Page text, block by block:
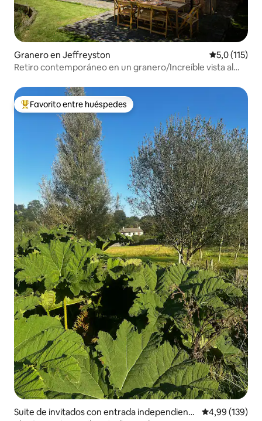
Granero en Jeffreyston Calificación
5,0 (115)
Retiro contemporáneo en un granero/Increíble vista al
Favorito entre los huéspedes más destacados
Favorito entre huéspedes
Suite de invitados con entrada independiente
Calificación
4,99 (139)